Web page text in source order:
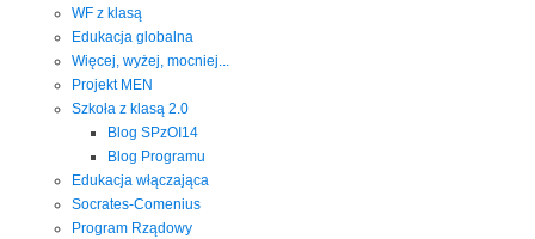
WF z klasą
Edukacja globalna
Więcej, wyżej, mocniej...
Projekt MEN
Szkoła z klasą 2.0
Blog SPzOI14
Blog Programu
Edukacja włączająca
Socrates-Comenius
Program Rządowy